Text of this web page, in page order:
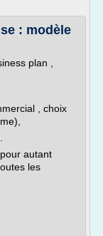
: modèle
plan ,
, choix
autant
les